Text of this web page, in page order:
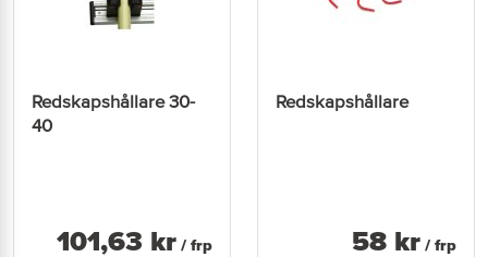
Redskapshållare 30-
40
101,63 kr / frp
Redskapshållare
58 kr / frp